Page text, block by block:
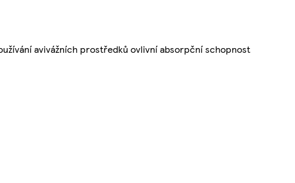
avivážních prostředků ovlivní absorpční schopnost